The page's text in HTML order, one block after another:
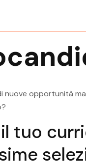
Personale
Personale
nuove opportunità
tuo